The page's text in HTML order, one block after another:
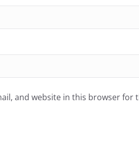
and website in this browser for